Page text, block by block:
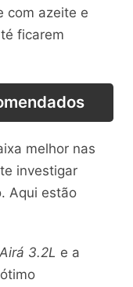
com azeite e
ficarem
melhor nas
investigar
Aqui estão
Airá 3.2L e a